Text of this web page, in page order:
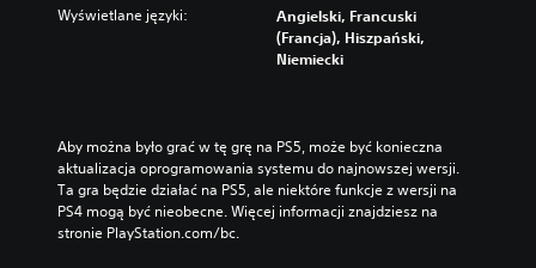
Wyświetlane języki:
Angielski, Francuski
(Francja), Hiszpański,
Niemiecki
Aby można było grać w tę grę na PS5, może być konieczna
aktualizacja oprogramowania systemu do najnowszej wersji.
Ta gra będzie działać na PS5, ale niektóre funkcje z wersji na
PS4 mogą być nieobecne. Więcej informacji znajdziesz na
stronie PlayStation.com/bc.